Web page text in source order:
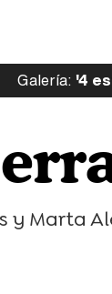
Galería: '4
y